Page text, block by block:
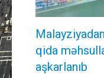
qida
aşkarlanıb